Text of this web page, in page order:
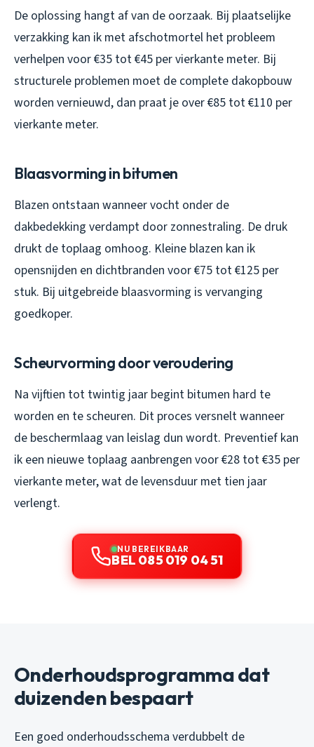
De oplossing hangt af van de oorzaak. Bij plaatselijke
verzakking kan ik met afschotmortel het probleem
verhelpen voor €35 tot €45 per vierkante meter. Bij
structurele problemen moet de complete dakopbouw
worden vernieuwd, dan praat je over €85 tot €110 per
vierkante meter.
Blaasvorming in bitumen
Blazen ontstaan wanneer vocht onder de
dakbedekking verdampt door zonnestraling. De druk
drukt de toplaag omhoog. Kleine blazen kan ik
opensnijden en dichtbranden voor €75 tot €125 per
stuk. Bij uitgebreide blaasvorming is vervanging
goedkoper.
Scheurvorming door veroudering
Na vijftien tot twintig jaar begint bitumen hard te
worden en te scheuren. Dit proces versnelt wanneer
de beschermlaag van leislag dun wordt. Preventief kan
ik een nieuwe toplaag aanbrengen voor €28 tot €35 per
vierkante meter, wat de levensduur met tien jaar
verlengt.
NU BEREIKBAAR
BEL 085 019 04 51
Onderhoudsprogramma dat
duizenden bespaart
Een goed onderhoudsschema verdubbelt de